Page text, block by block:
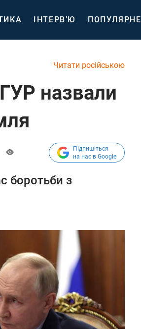
ІНТЕРВ’Ю ПОПУЛЯРНЕ
Читати російською
назвали
Підпишіться
на нас в Google
боротьби з